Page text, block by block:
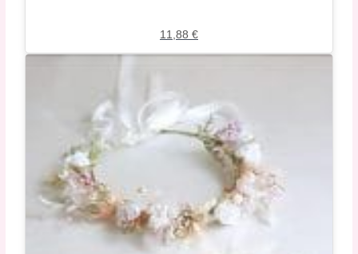
11,88 €